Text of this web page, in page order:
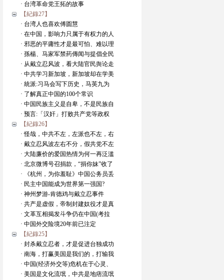
· 台湾革命党王拓的故事
【紀錄27】
· 台湾人也喜欢傅圆慧
· 在中国，影响力只属于有权力的人
· 邪恶的平庸性才是最可怕、难以理
· 孫楊、马家军禁药傳闻与提倡全民
· 从戴立忍风波，看大陆官民舆论走
· 中共学习新加坡，新加坡却在学美
· 統派:习马会写下历史，马英九为
· 了解真正中国的100个常识
· 中国民族主义是自卑，不是民族自
· 预言:「汉奸」打败共产党等政权
【紀錄26】
· 怪哉，中共不左，左派也不左，右
· 戴立忍风波左右不分，假共党不左
· 大陆廉价的爱国热情为何一再泛滥
· 北京微博号召捐款，“捐你妹”收了
· 《杭州，为你羞耻》中国公务员丢
· 民主中国能成为世界第一强国?
· 神州梦游-肯德鸡与戴立忍事件
· 共产是虚假，帝制封建奴役才是真
· 文革互相揭发斗争仍在中国(考拉
· 中国外交险境20年前已注定
【紀錄25】
· 封杀戴立忍者，才是促进台独成功
· 南海，打赢美国是我们的，打输我
· 中国(经济外交等)危机在于心灵、
· 美国是文化流氓，中共是地痞流氓